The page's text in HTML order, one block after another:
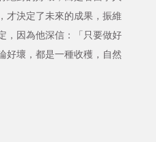
才決定了未來的成果，振維
，因為他深信：「只要做好
好壞，都是一種收穫，自然